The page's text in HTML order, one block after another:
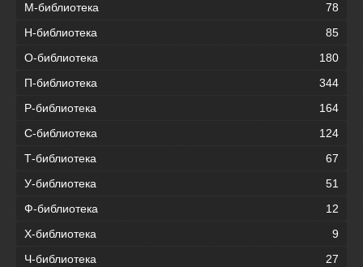
М-библиотека
78
Н-библиотека
85
О-библиотека
180
П-библиотека
344
Р-библиотека
164
С-библиотека
124
Т-библиотека
67
У-библиотека
51
Ф-библиотека
12
Х-библиотека
9
Ч-библиотека
27